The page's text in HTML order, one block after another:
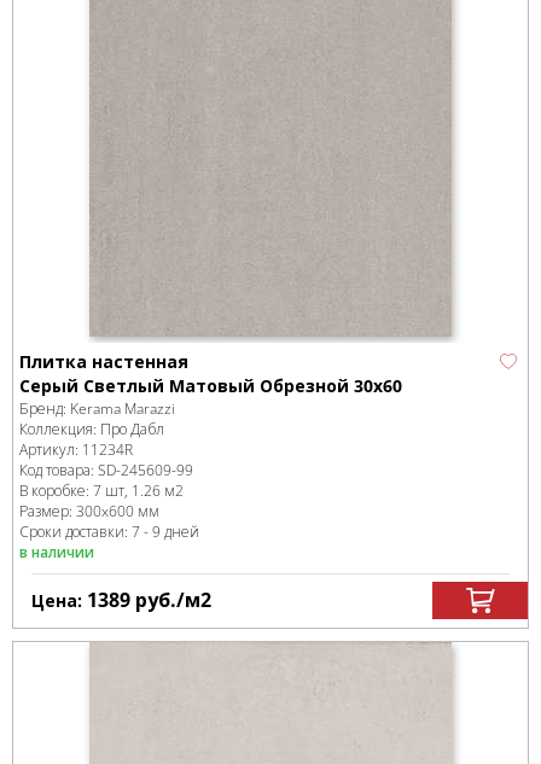
Плитка настенная
Серый Светлый Матовый Обрезной 30х60
Бренд: Kerama Marazzi
Коллекция: Про Дабл
Артикул: 11234R
Код товара: SD-245609-99
В коробке: 7 шт, 1.26 м2
Размер: 300x600 мм
Сроки доставки: 7 - 9 дней
в наличии
Цена: 1389 руб./м2